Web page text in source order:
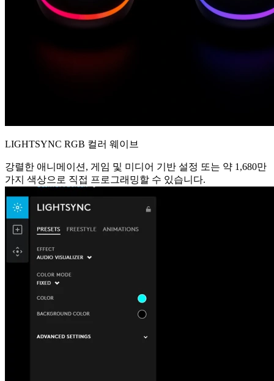
LIGHTSYNC RGB 컬러 웨이브
강렬한 애니메이션, 게임 및 미디어 기반 설정 또는 약 1,680만
가지 색상으로 직접 프로그래밍할 수 있습니다.